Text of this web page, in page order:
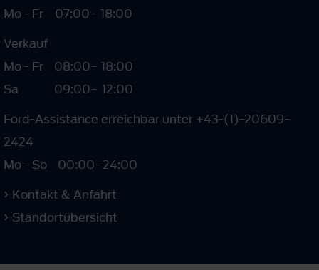
Mo - Fr
07:00- 18:00
Verkauf
Mo - Fr
08:00- 18:00
Sa
09:00- 12:00
Ford-Assistance erreichbar unter +43-(1)-20609-
2424
Mo - So
00:00-24:00
Kontakt & Anfahrt
Standortübersicht